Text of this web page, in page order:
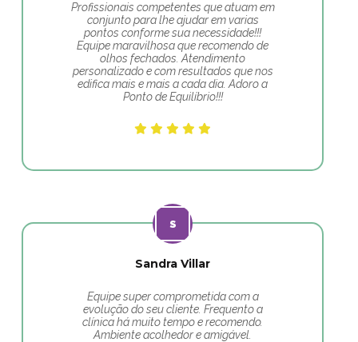
Profissionais competentes que atuam em
conjunto para lhe ajudar em varias
pontos conforme sua necessidade!!!
Equipe maravilhosa que recomendo de
olhos fechados. Atendimento
personalizado e com resultados que nos
edifica mais e mais a cada dia. Adoro a
Ponto de Equilíbrio!!!
Sandra Villar
Equipe super comprometida com a
evolução do seu cliente. Frequento a
clínica há muito tempo e recomendo.
Ambiente acolhedor e amigável.